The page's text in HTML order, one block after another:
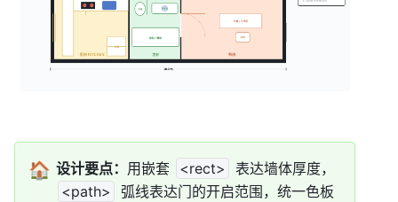
🏠 设计要点： 用嵌套 <rect>
表达墙体厚度，
<path>
弧线表达门的开启范围，统一色板